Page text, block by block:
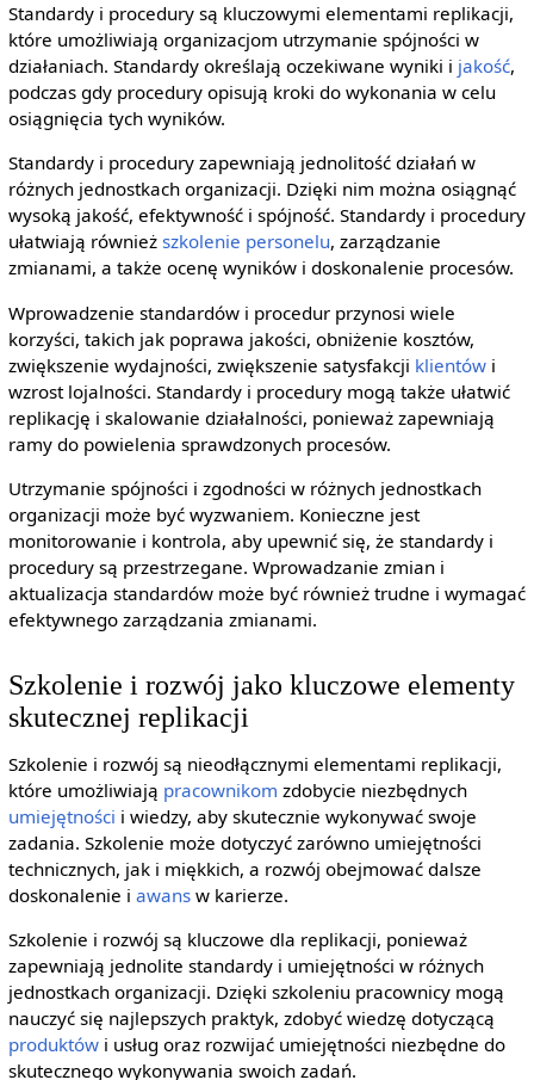
Standardy i procedury są kluczowymi elementami replikacji,
które umożliwiają organizacjom utrzymanie spójności w
działaniach. Standardy określają oczekiwane wyniki i jakość,
podczas gdy procedury opisują kroki do wykonania w celu
osiągnięcia tych wyników.
Standardy i procedury zapewniają jednolitość działań w
różnych jednostkach organizacji. Dzięki nim można osiągnąć
wysoką jakość, efektywność i spójność. Standardy i procedury
ułatwiają również szkolenie personelu, zarządzanie
zmianami, a także ocenę wyników i doskonalenie procesów.
Wprowadzenie standardów i procedur przynosi wiele
korzyści, takich jak poprawa jakości, obniżenie kosztów,
zwiększenie wydajności, zwiększenie satysfakcji klientówi
wzrost lojalności. Standardy i procedury mogą także ułatwić
replikację i skalowanie działalności, ponieważ zapewniają
ramy do powielenia sprawdzonych procesów.
Utrzymanie spójności i zgodności w różnych jednostkach
organizacji może być wyzwaniem. Konieczne jest
monitorowanie i kontrola, aby upewnić się, że standardy i
procedury są przestrzegane. Wprowadzanie zmian i
aktualizacja standardów może być również trudne i wymagać
efektywnego zarządzania zmianami.
Szkolenie i rozwój jako kluczowe elementy
skutecznej replikacji
Szkolenie i rozwój są nieodłącznymi elementami replikacji,
które umożliwiają pracownikom zdobycie niezbędnych
umiejętności i wiedzy, aby skutecznie wykonywać swoje
zadania. Szkolenie może dotyczyć zarówno umiejętności
technicznych, jak i miękkich, a rozwój obejmować dalsze
doskonalenie i awansw karierze.
Szkolenie i rozwój są kluczowe dla replikacji, ponieważ
zapewniają jednolite standardy i umiejętności w różnych
jednostkach organizacji. Dzięki szkoleniu pracownicy mogą
nauczyć się najlepszych praktyk, zdobyć wiedzę dotyczącą
produktówi usług oraz rozwijać umiejętności niezbędne do
skutecznego wykonywania swoich zadań.